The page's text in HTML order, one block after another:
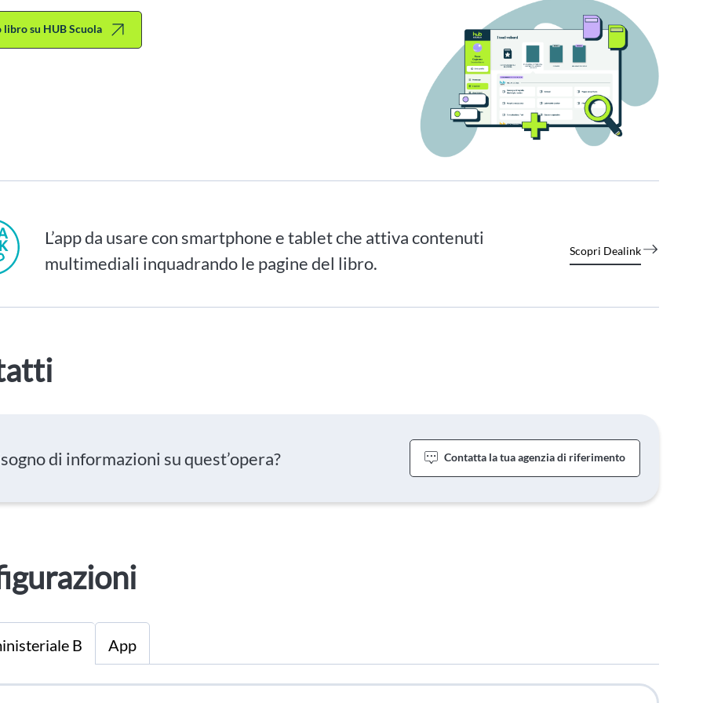
libro su HUB Scuola
L’app da usare con smartphone e tablet che attiva contenuti
multimediali inquadrando le pagine del libro.
Scopri Dealink
di informazioni su quest’opera? Contatta la tua agenzia di riferimento
B App